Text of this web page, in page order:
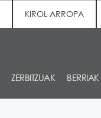
KIROL ARROPA
ZERBITZUAK BERRIAK